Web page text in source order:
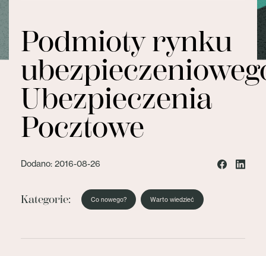
Podmioty rynku
Ubezpieczenia
Pocztowe
Dodano: 2016-08-26
Kategorie: Co nowego? Warto wiedzieć